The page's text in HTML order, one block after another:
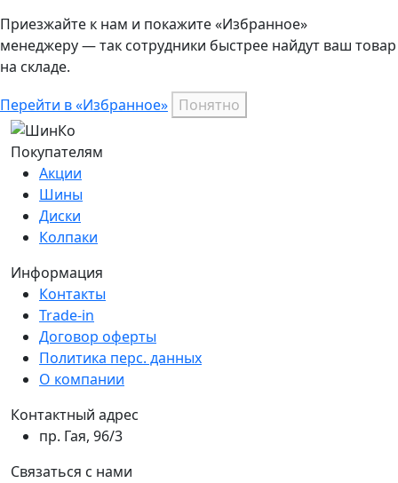
Приезжайте к нам и покажите «Избранное»
менеджеру — так сотрудники быстрее найдут ваш товар
на складе.
Перейти в «Избранное» Понятно
Покупателям
Акции
Шины
Диски
Колпаки
Информация
Контакты
Trade-in
Договор оферты
Политика перс. данных
О компании
Контактный адрес
пр. Гая, 96/3
Связаться с нами